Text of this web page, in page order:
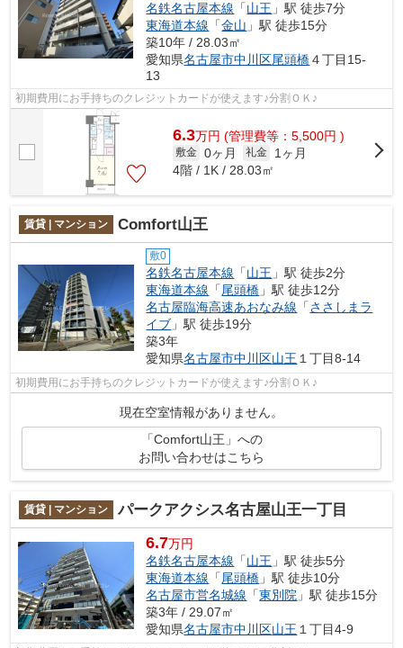
名鉄名古屋本線 「山王 」駅 徒歩7分
東海道本線 「金山 」駅 徒歩15分
築10年 / 28.03㎡
愛知県名古屋市中川区尾頭橋４丁目15-
13
初期費用にお手持ちのクレジットカードが使えます♪分割ＯＫ♪
6.3万円 (管理費等：5,500円 )
敷金 0ヶ月 礼金
1ヶ月
4階 / 1K / 28.03㎡
賃貸 | マンション Comfort山王
敷0
名鉄名古屋本線 「山王 」駅 徒歩2分
東海道本線 「尾頭橋 」駅 徒歩12分
名古屋臨海高速あおなみ線 「ささしまラ
イブ 」駅 徒歩19分
築3年
愛知県名古屋市中川区山王 １丁目8‐14
初期費用にお手持ちのクレジットカードが使えます♪分割ＯＫ♪
現在空室情報がありません。
「Comfort山王」への
お問い合わせはこちら
賃貸 | マンション パークアクシス名古屋山王一丁目
6.7万円
名鉄名古屋本線 「山王 」駅 徒歩5分
東海道本線 「尾頭橋 」駅 徒歩10分
名古屋市営名城線 「東別院 」駅 徒歩15分
築3年 / 29.07㎡
愛知県名古屋市中川区山王 １丁目4-9